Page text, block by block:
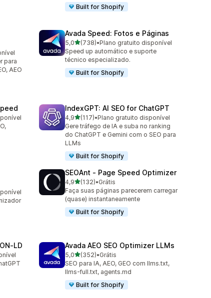
Built for Shopify
para
AEO
Avada Speed: Fotos e Páginas
5,0de 5 estrelas
(738)
738 avaliações ao todo
•Plano gratuito disponível
Speed up automático e suporte
técnico especializado.
Built for Shopify
IndexGPT: AI SEO for ChatGPT
4,9de 5 estrelas
(117)
117 avaliações ao todo
•Plano gratuito disponível
Gere tráfego de IA e suba no ranking
do ChatGPT e Gemini com o SEO para
LLMs
Built for Shopify
SEOAnt ‑ Page Speed Optimizer
4,9de 5 estrelas
(132)
132 avaliações ao todo
•Grátis
Faça suas páginas parecerem carregar
(quase) instantaneamente
Built for Shopify
Avada AEO SEO Optimizer LLMs
5,0de 5 estrelas
(352)
352 avaliações ao todo
•Grátis
SEO para IA, AEO, GEO com llms.txt,
llms-full.txt, agents.md
Built for Shopify